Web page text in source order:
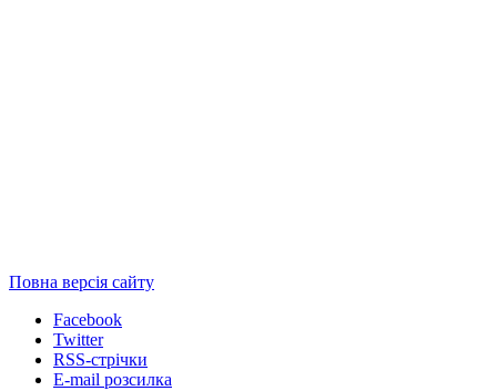
Повна версія сайту
Facebook
Twitter
RSS-стрічки
E-mail розсилка